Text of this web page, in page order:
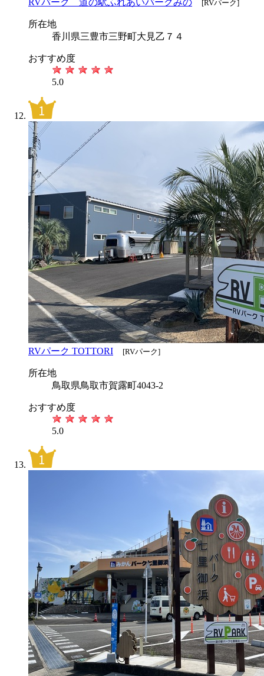
[RVパーク]
所在地
香川県三豊市三野町大見乙７４
おすすめ度
5.0
RVパーク TOTTORI [RVパーク]
所在地
鳥取県鳥取市賀露町4043-2
おすすめ度
5.0